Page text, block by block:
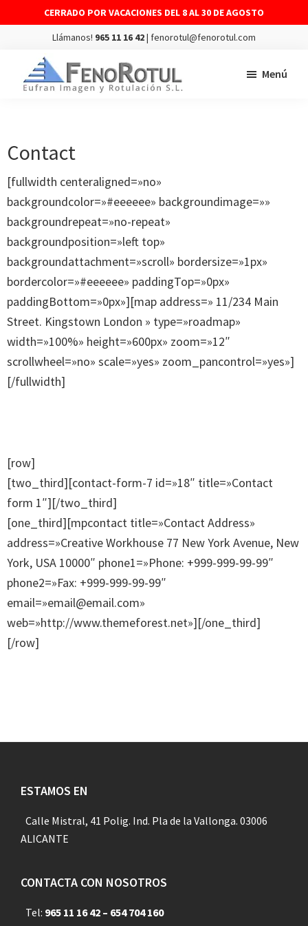
CERRADO POR VACACIONES DEL 8 AL 30 DE AGOSTO
Llámanos! 965 11 16 42| fenorotul@fenorotul.com
montaje
de
rótulos
y
vinilos
Menú
Contact
[fullwidth centeraligned=»no»
backgroundcolor=»#eeeeee» backgroundimage=»»
backgroundrepeat=»no-repeat»
backgroundposition=»left top»
backgroundattachment=»scroll» bordersize=»1px»
bordercolor=»#eeeeee» paddingTop=»0px»
paddingBottom=»0px»][map address=» 11/234 Main
Street. Kingstown London » type=»roadmap»
width=»100%» height=»600px» zoom=»12″
scrollwheel=»no» scale=»yes» zoom_pancontrol=»yes»]
[/fullwidth]
[row]
[two_third][contact-form-7 id=»18″ title=»Contact
form 1″][/two_third]
[one_third][mpcontact title=»Contact Address»
address=»Creative Workhouse 77 New York Avenue, New
York, USA 10000″ phone1=»Phone: +999-999-99-99″
phone2=»Fax: +999-999-99-99″
email=»email@email.com»
web=»http://www.themeforest.net»][/one_third]
[/row]
Footer
ESTAMOS EN
Calle Mistral, 41 Polig. Ind. Pla de la Vallonga. 03006
ALICANTE
CONTACTA CON NOSOTROS
Tel: 965 11 16 42 – 654 704 160